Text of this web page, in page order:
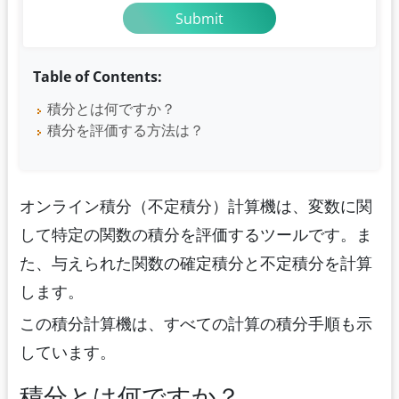
Table of Contents:
積分とは何ですか？
積分を評価する方法は？
オンライン積分（不定積分）計算機は、変数に関
して特定の関数の積分を評価するツールです。ま
た、与えられた関数の確定積分と不定積分を計算
します。
この積分計算機は、すべての計算の積分手順も示
しています。